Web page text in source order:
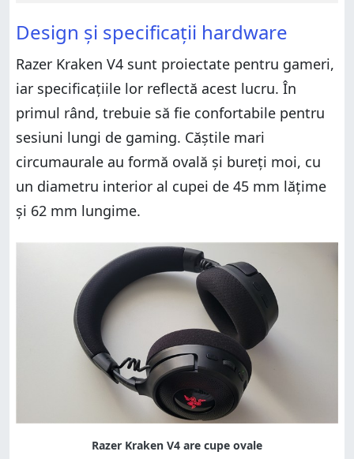
Design și specificații hardware
Razer Kraken V4 sunt proiectate pentru gameri,
iar specificațiile lor reflectă acest lucru. În
primul rând, trebuie să fie confortabile pentru
sesiuni lungi de gaming. Căștile mari
circumaurale au formă ovală și bureți moi, cu
un diametru interior al cupei de 45 mm lățime
și 62 mm lungime.